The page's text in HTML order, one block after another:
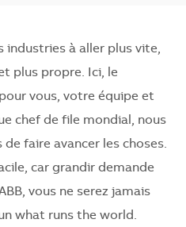
industries à aller plus vite,
plus propre. Ici, le
vous, votre équipe et
chef de file mondial, nous
faire avancer les choses.
car grandir demande
vous ne serez jamais
what runs the world.